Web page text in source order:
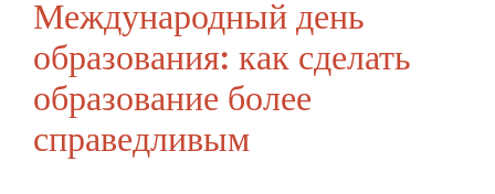
Международный день
образования: как сделать
образование более
справедливым